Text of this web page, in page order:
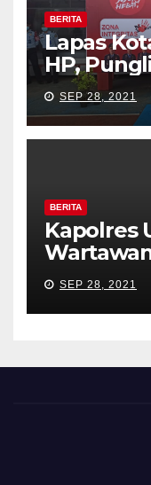
BERITA
Lapas
HP,
SEP 28, 2021
BERITA
Kapolres
SEP 28, 2021